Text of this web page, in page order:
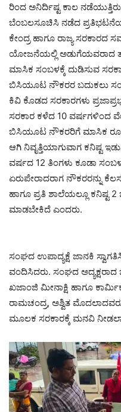
ರಿಂದ ಅನಿರ್ದಿಷ್ಟ ಕಾಲ
ಬೆಂಬಲ‌ಸೂಚಿಸಿ ನಡೆದ
ಕೇಂದ್ರ ಹಾಗೂ ರಾಜ್ಯ
ಯೋಜನೆಯಲ್ಲಿ ಅಡುಗೆಯವರಾದ
ಮಾಸಿಕ ಸಂಬಳಕ್ಕೆ ದುಡಿಸುವ
ಬಿಸಿಯೂಟ ನೌಕರರ ಬದುಕಲು
ಕಿವಿ ಕೊಡದ ಸರಕಾರಗಳು
ಸರಕಾರ ಕಳೆದ 10 ವರ್ಷಗಳಿಂದ
ಬಿಸಿಯೂಟ ನೌಕರರಿಗೆ ಮಾಸಿಕ ರೂ
ಆಗಿ ನಿವೃತ್ತಿಯಾಗುವಾಗ ಕನಿಷ್ಟ
ವರ್ಷದ 12 ತಿಂಗಳು ಕೂಡಾ
ಏರುಪೇರಾದರಾಗ ನೌಕರರನ್ನು
ಹಾಗೂ ಪ್ರತಿ ಶಾಲೆಯಲ್ಲೂ ಕನಿಷ್ಟ
ಮಾಡಬೇಕಿದೆ ಎಂದರು.
ಸಂಘದ ಉಪಾದ್ಯಕ್ಷೆ ಜಾನಕಿ
ವಂದಿಸಿದರು. ಸಂಘದ
ಖಜಾಂಜಿ ಮೀನಾಕ್ಷಿ ಹಾಗೂ
ರಾಮಚಂದ್ರ, ಅಶ್ವಿತ
ಮೂಲಕ ಸರಕಾರಕ್ಕೆ ಮನವಿ